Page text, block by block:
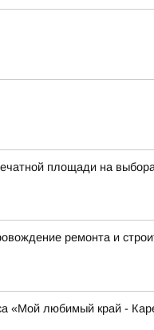
площади на
ремонта и
«Мой любимый край -